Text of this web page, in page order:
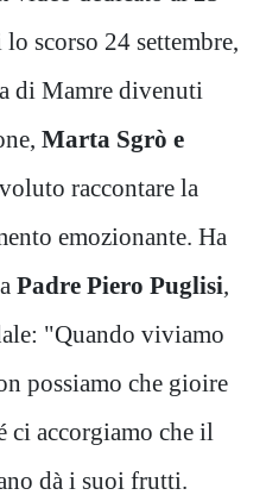
scorso 24 settembre,
di Mamre divenuti
Marta Sgrò e
raccontare la
emozionante. Ha
Padre Piero Puglisi,
"Quando viviamo
possiamo che gioire
ci accorgiamo che il
dà i suoi frutti.